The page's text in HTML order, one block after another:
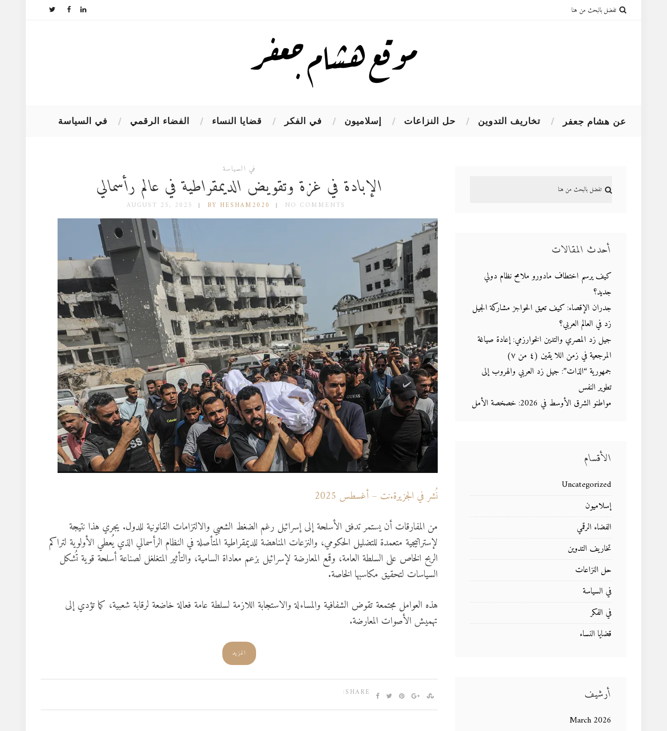
في السياسة الفضاء الرقمي قضايا النساء في الفكر إسلاميون حل النزاعات تخاريف التدوين عن هشام جعفر
في السياسة
الإبادة في غزة وتقويض الديمقراطية في عالم رأسمالي
AUGUST 25, 2025 BY HESHAM2020 NO COMMENTS
نُشر في الجزيرة.نت – أغسطس 2025
من المفارقات أن يستمر تدفق الأسلحة إلى إسرائيل رغم الضغط الشعبي والالتزامات القانونية للدول. يجري هذا نتيجة
لإستراتيجية متعمدة للتضليل الحكومي، والنزعات المناهضة للديمقراطية المتأصلة في النظام الرأسمالي الذي يُعطي الأولوية لتراكم
الربح الخاص على السلطة العامة، وقمع المعارضة لإسرائيل بزعم معاداة السامية، والتأثير المتغلغل لصناعة أسلحة قوية تُشكل
السياسات لتحقيق مكاسبها الخاصة.
هذه العوامل مجتمعة تقوض الشفافية والمساءلة والاستجابة اللازمة لسلطة عامة فعالة خاضعة لرقابة شعبية، كما تؤدي إلى
تهميش الأصوات المعارضة.
المزيد
SHARE:
أحدث المقالات
كيف يرسم اختطاف مادورو ملامح نظام دولي
جديد؟
جدران الإقصاء: كيف تعيق الحواجز مشاركة الجيل
زد في العالم العربي؟
جيل زد المصري والتدين الخوارزمي: إعادة صياغة
المرجعية في زمن اللا يقين (٤ من ٧)
جمهورية “الذات”: جيل زد العربي والهروب إلى
تطوير النفس
مواطنو الشرق الأوسط في 2026: خصخصة الأمل
الأقسام
Uncategorized
إسلاميون
الفضاء الرقمي
تخاريف التدوين
حل النزاعات
في السياسة
في الفكر
قضايا النساء
أرشيف
March 2026